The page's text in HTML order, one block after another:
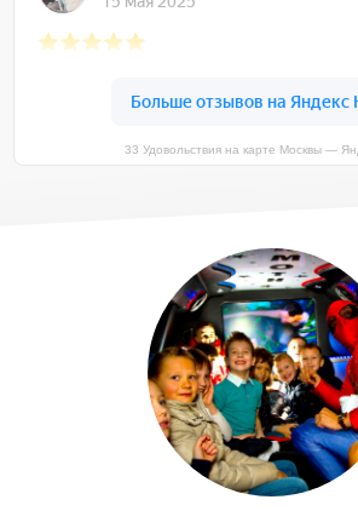
33 Удовольствия на карте Москвы —